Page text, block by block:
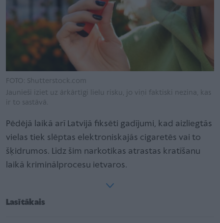
FOTO: Shutterstock.com
Jaunieši iziet uz ārkārtīgi lielu risku, jo viņi faktiski nezina, kas
ir to sastāvā.
Pēdējā laikā arī Latvijā fiksēti gadījumi, kad aizliegtās
vielas tiek slēptas elektroniskajās cigaretēs vai to
šķidrumos. Līdz šim narkotikas atrastas kratīšanu
laikā kriminālprocesu ietvaros.
Lasītākais